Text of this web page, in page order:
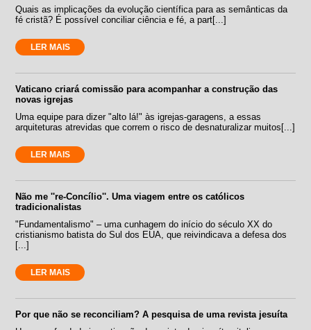
Quais as implicações da evolução científica para as semânticas da
fé cristã? É possível conciliar ciência e fé, a part[...]
LER MAIS
Vaticano criará comissão para acompanhar a construção das
novas igrejas
Uma equipe para dizer "alto lá!" às igrejas-garagens, a essas
arquiteturas atrevidas que correm o risco de desnaturalizar muitos[...]
LER MAIS
Não me ''re-Concílio''. Uma viagem entre os católicos
tradicionalistas
"Fundamentalismo" – uma cunhagem do início do século XX do
cristianismo batista do Sul dos EUA, que reivindicava a defesa dos
[...]
LER MAIS
Por que não se reconciliam? A pesquisa de uma revista jesuíta